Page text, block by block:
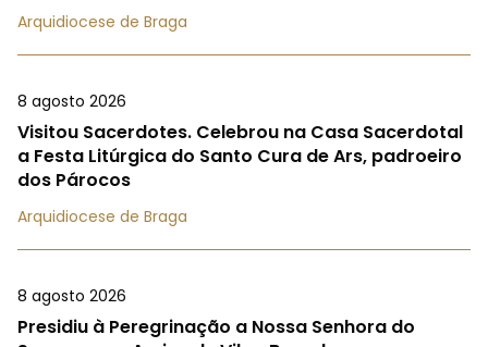
Arquidiocese de Braga
8 agosto 2026
Visitou Sacerdotes. Celebrou na Casa Sacerdotal
a Festa Litúrgica do Santo Cura de Ars, padroeiro
dos Párocos
Arquidiocese de Braga
8 agosto 2026
Presidiu à Peregrinação a Nossa Senhora do